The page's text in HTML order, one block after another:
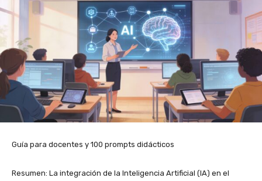
Guía para docentes y 100 prompts didácticos
Resumen: La integración de la Inteligencia Artificial (IA) en el